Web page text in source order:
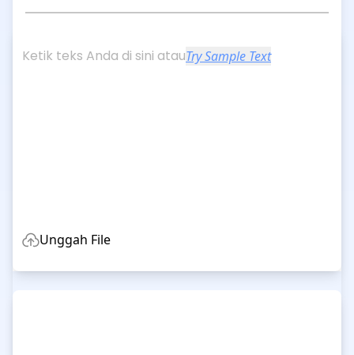
Ketik teks Anda di sini atauTry Sample Text
Unggah File